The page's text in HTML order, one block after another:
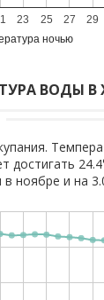
ночью
23 25 27 29
ВОДЫ В
в ноябре и на